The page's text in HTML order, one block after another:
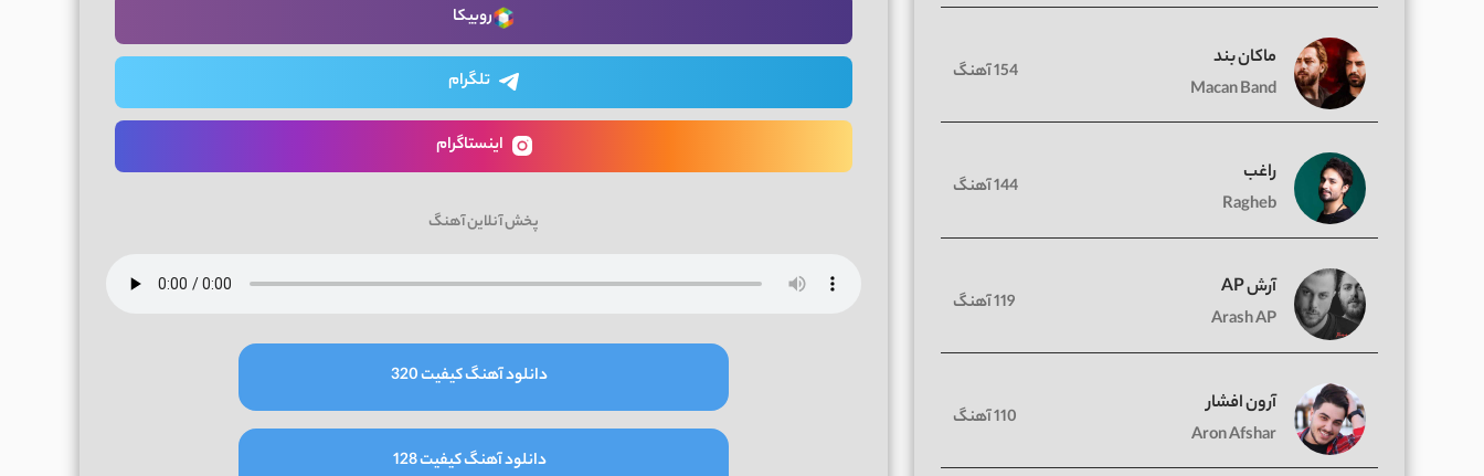
روبیکا
تلگرام
اینستاگرام
پخش آنلاین آهنگ
دانلود آهنگ کیفیت 320
دانلود آهنگ کیفیت 128
ماکان بند
Macan Band
154 آهنگ
راغب
Ragheb
144 آهنگ
آرش AP
Arash AP
119 آهنگ
آرون افشار
Aron Afshar
110 آهنگ